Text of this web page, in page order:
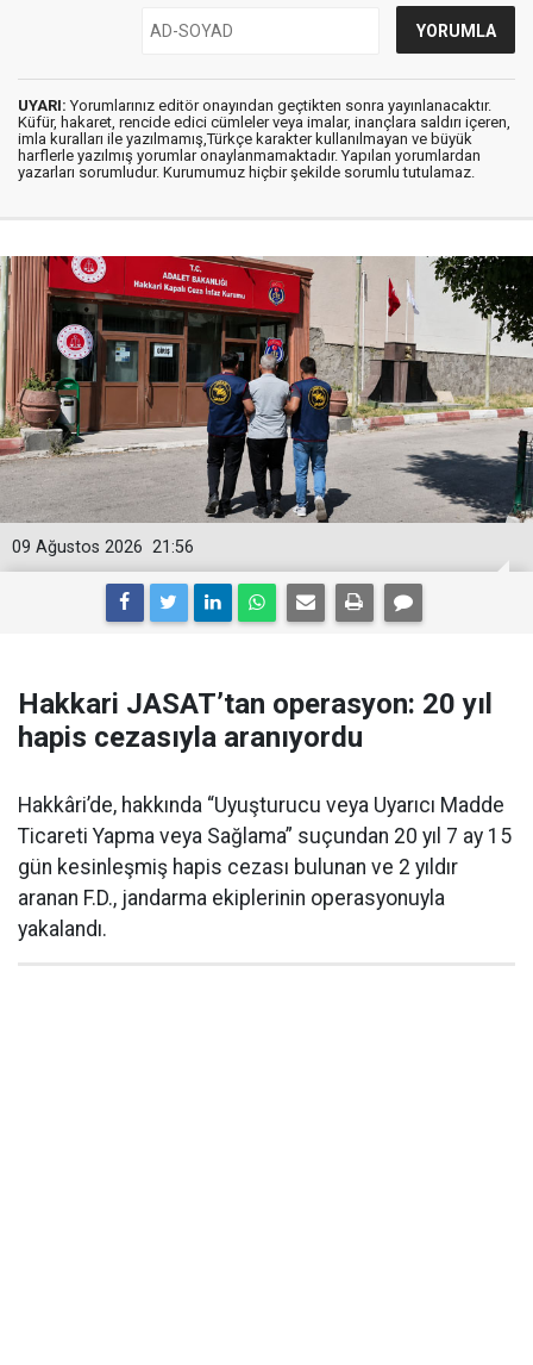
UYARI: Yorumlarınız editör onayından geçtikten sonra yayınlanacaktır.
Küfür, hakaret, rencide edici cümleler veya imalar, inançlara saldırı içeren,
imla kuralları ile yazılmamış,Türkçe karakter kullanılmayan ve büyük
harflerle yazılmış yorumlar onaylanmamaktadır. Yapılan yorumlardan
yazarları sorumludur. Kurumumuz hiçbir şekilde sorumlu tutulamaz.
21:56
09 Ağustos 2026
Hakkari JASAT’tan operasyon: 20 yıl
hapis cezasıyla aranıyordu
Hakkâri’de, hakkında “Uyuşturucu veya Uyarıcı Madde
Ticareti Yapma veya Sağlama” suçundan 20 yıl 7 ay 15
gün kesinleşmiş hapis cezası bulunan ve 2 yıldır
aranan F.D., jandarma ekiplerinin operasyonuyla
yakalandı.